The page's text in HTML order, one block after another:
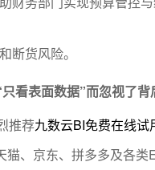
断货风险。
看表面数据”而忽视了背
推荐九数云BI免费在线试
、京东、拼多多及各类